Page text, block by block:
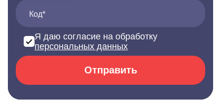
Код*
Я даю согласие на обработку
персональных данных
Отправить